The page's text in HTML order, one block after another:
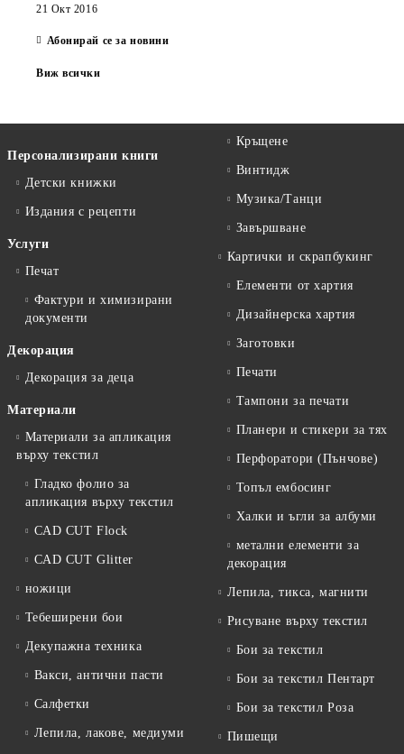
21 Окт 2016
Абонирай се за новини
Виж всички
Персонализирани книги
Детски книжки
Издания с рецепти
Услуги
Печат
Фактури и химизирани
документи
Декорация
Декорация за деца
Материали
Материали за апликация
върху текстил
Гладко фолио за
апликация върху текстил
CAD CUT Flock
CAD CUT Glitter
ножици
Тебеширени бои
Декупажна техника
Вакси, антични пасти
Салфетки
Лепила, лакове, медиуми
Кръщене
Винтидж
Музика/Танци
Завършване
Картички и скрапбукинг
Елементи от хартия
Дизайнерска хартия
Заготовки
Печати
Тампони за печати
Планери и стикери за тях
Перфоратори (Пънчове)
Топъл ембосинг
Халки и ъгли за албуми
метални елементи за
декорация
Лепила, тикса, магнити
Рисуване върху текстил
Бои за текстил
Бои за текстил Пентарт
Бои за текстил Роза
Пишещи